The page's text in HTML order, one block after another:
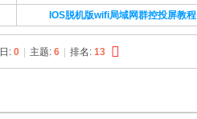
IOS脱机版wifi局域网群控投屏教程
:0 主题:6 排名:13